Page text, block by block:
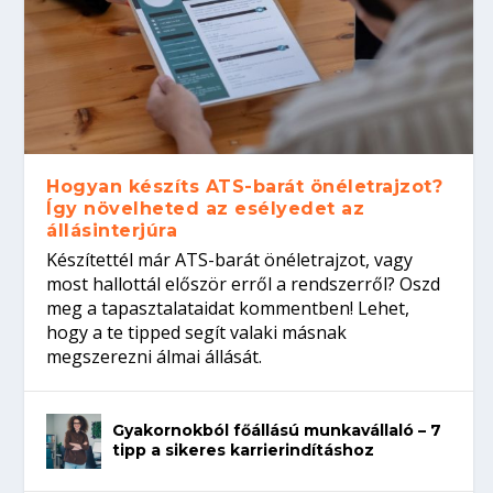
Hogyan készíts ATS-barát önéletrajzot?
Így növelheted az esélyedet az
állásinterjúra
Készítettél már ATS-barát önéletrajzot, vagy
most hallottál először erről a rendszerről? Oszd
meg a tapasztalataidat kommentben! Lehet,
hogy a te tipped segít valaki másnak
megszerezni álmai állását.
Gyakornokból főállású munkavállaló – 7
tipp a sikeres karrierindításhoz